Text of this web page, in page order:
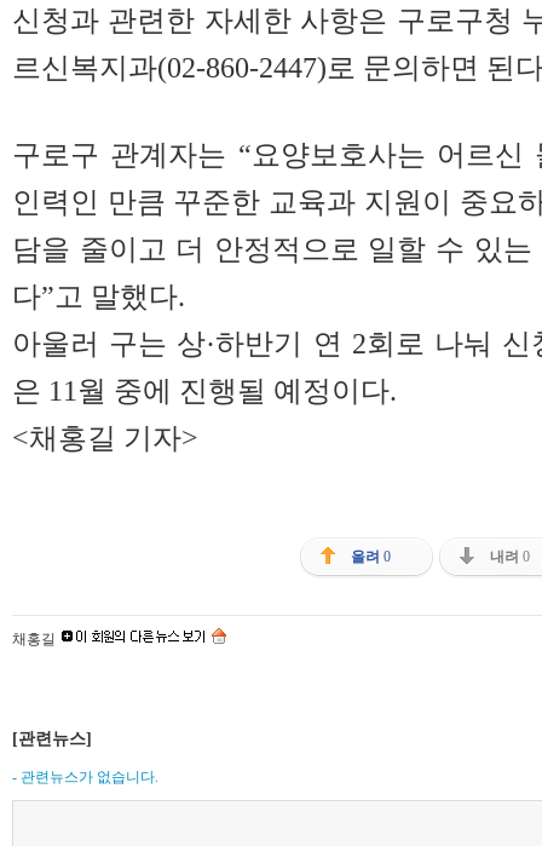
신청과 관련한 자세한 사항은 구로구청
르신복지과(02-860-2447)로 문의하면 된
구로구 관계자는 “요양보호사는 어르
인력인 만큼 꾸준한 교육과 지원이 중요
담을 줄이고 더 안정적으로 일할 수 있
다”고 말했다.
아울러 구는 상·하반기 연 2회로 나눠
은 11월 중에 진행될 예정이다.
<채홍길 기자>
올려 0 내려 0
채홍길
[관련뉴스]
- 관련뉴스가 없습니다.